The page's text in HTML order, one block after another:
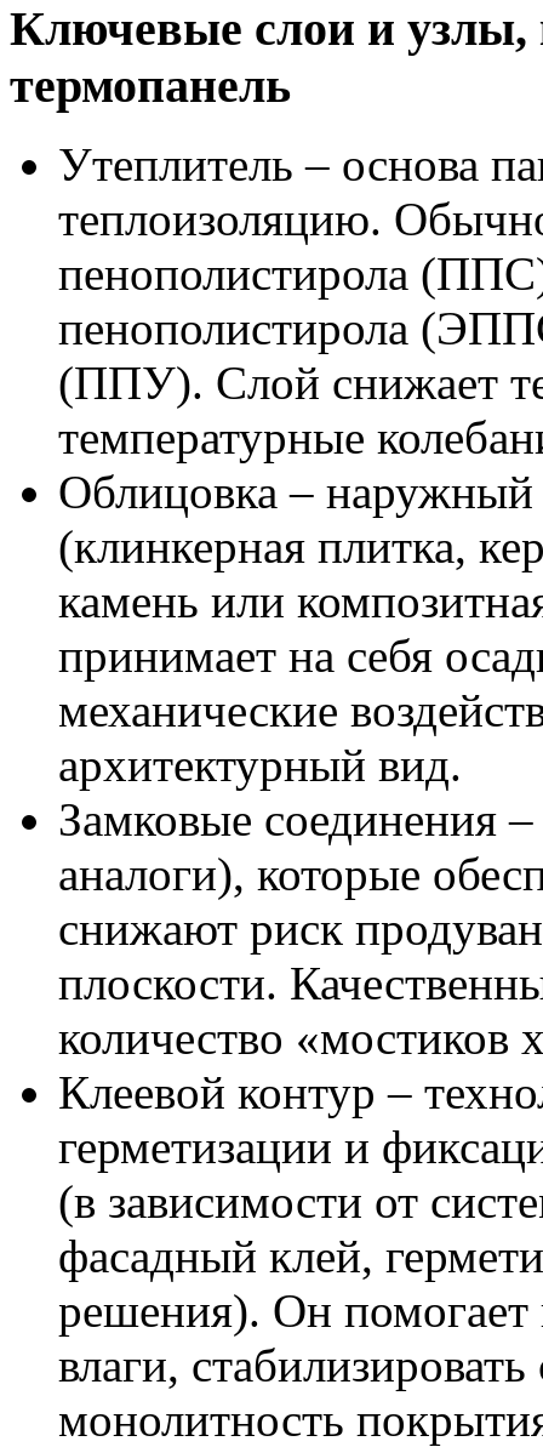
Ключевые слои и
термопанель
Утеплитель – основа
теплоизоляцию.
пенополистирола
пенополистирола
(ППУ). Слой снижает
температурные
Облицовка – наружный
(клинкерная плитка,
камень или
принимает на себя
механические
архитектурный вид.
Замковые соединения
аналоги), которые
снижают риск
плоскости.
количество «мостиков
Клеевой контур –
герметизации и
(в зависимости от
фасадный клей,
решения). Он помогает
влаги,
монолитность